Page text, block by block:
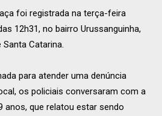
foi registrada na terça-feira
12h31, no bairro Urussanguinha,
Catarina.
para atender uma denúncia
os policiais conversaram com a
anos, que relatou estar sendo